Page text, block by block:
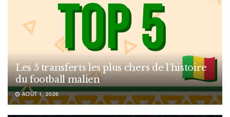
Les 5 transferts les plus chers de l’histoire
du football malien
AOÛT 1, 2026